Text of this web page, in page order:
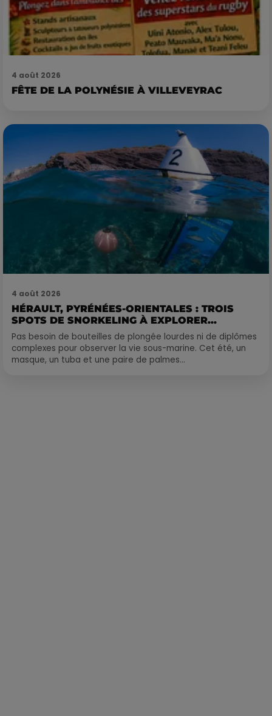
4 août 2026
FÊTE DE LA POLYNÉSIE À VILLEVEYRAC
4 août 2026
HÉRAULT, PYRÉNÉES-ORIENTALES : TROIS
SPOTS DE SNORKELING À EXPLORER...
Pas besoin de bouteilles de plongée lourdes ni de diplômes
complexes pour observer la vie sous-marine. Cet été, un
masque, un tuba et une paire de palmes...